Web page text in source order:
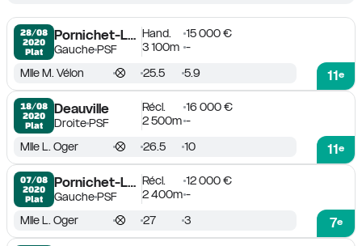
28/08
2020
Plat
Pornichet-La Baule
GauchePSF
Hand.
15 000 €
3 100m -
11e
Mlle M. Vélon 25.5 5.9
18/08
2020
Plat
Deauville
DroitePSF
Récl.
16 000 €
2 500m -
11e
Mlle L. Oger 26.5 10
07/08
2020
Plat
Pornichet-La Baule
GauchePSF
Récl.
12 000 €
2 400m -
7e
Mlle L. Oger 27 3